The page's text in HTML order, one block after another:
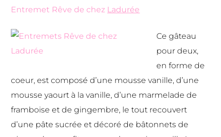
Entremet Rêve de chez Ladurée
Ce gâteau
pour deux,
en forme de
coeur, est composé d’une mousse vanille, d’une
mousse yaourt à la vanille, d’une marmelade de
framboise et de gingembre, le tout recouvert
d’une pâte sucrée et décoré de bâtonnets de